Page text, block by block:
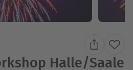
Halle/Saale